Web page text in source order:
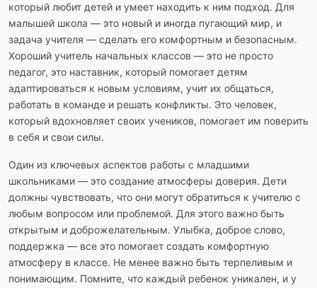
который любит детей и умеет находить к ним подход. Для
малышей школа — это новый и иногда пугающий мир, и
задача учителя — сделать его комфортным и безопасным.
Хороший учитель начальных классов — это не просто
педагог, это наставник, который помогает детям
адаптироваться к новым условиям, учит их общаться,
работать в команде и решать конфликты. Это человек,
который вдохновляет своих учеников, помогает им поверить
в себя и свои силы.
Один из ключевых аспектов работы с младшими
школьниками — это создание атмосферы доверия. Дети
должны чувствовать, что они могут обратиться к учителю с
любым вопросом или проблемой. Для этого важно быть
открытым и доброжелательным. Улыбка, доброе слово,
поддержка — все это помогает создать комфортную
атмосферу в классе. Не менее важно быть терпеливым и
понимающим. Помните, что каждый ребенок уникален, и у